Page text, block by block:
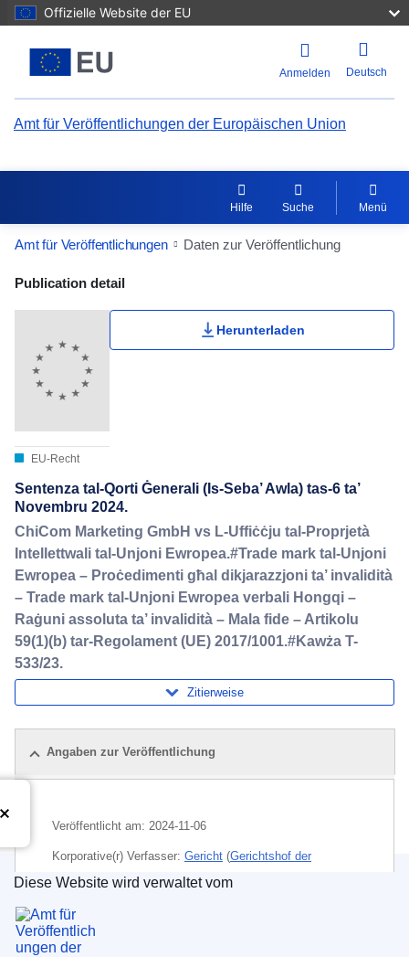
Offizielle Website der EU
Anmelden Deutsch
Amt für Veröffentlichungen der Europäischen Union
Hilfe Suche Menü
Amt für Veröffentlichungen Daten zur Veröffentlichung
Publication Detail Actions Portlet
Publication detail
EU-Recht
Herunterladen
Sentenza tal-Qorti Ġenerali (Is-Seba’ Awla) tas-6 ta’
Novembru 2024.
ChiCom Marketing GmbH vs L-Uffiċċju tal-Proprjetà
Intellettwali tal-Unjoni Ewropea.#Trade mark tal-Unjoni
Ewropea – Proċedimenti għal dikjarazzjoni ta’ invalidità
– Trade mark tal-Unjoni Ewropea verbali Hongqi –
Raġuni assoluta ta’ invalidità – Mala fide – Artikolu
59(1)(b) tar-Regolament (UE) 2017/1001.#Kawża T-
533/23.
Zitierweise
Angaben zur Veröffentlichung
Veröffentlicht am: 2024-11-06
Korporative(r) Verfasser: Gericht (Gerichtshof der
Europäischen Union)
CELEX : 62023TJ0533
ECLI : ECLI:EU:T:2024:786
Amt für Veröffentlichungen der Europäischen
Diese Website wird verwaltet vom